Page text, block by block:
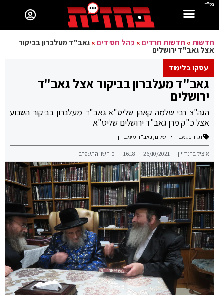
בס"ד
חדשות» חדשות חרדים» קהל חסידים»גאב"ד מעלברון בביקור
אצל גאב"ד ירושלים
עסקו בלימוד
גאב"ד מעלברון בביקור אצל גאב"ד
ירושלים
הגה"צ רבי שלמה קאהן שליט"א גאב"ד מעלברון בביקור השבוע
אצל כ"ק מרן גאב"ד ירושלים שליט"א
תגיות: גאב"ד ירושלים, גאב"ד מעלברון
איציק ברנדויין 26/10/2021
16:18 כ' חשון התשפ"ב